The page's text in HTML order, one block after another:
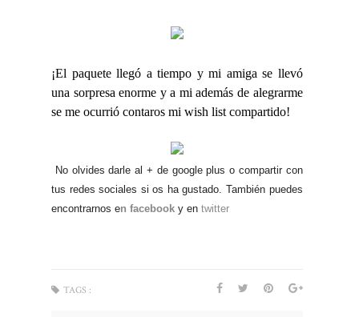
¡El paquete llegó a tiempo y mi amiga se llevó
una sorpresa enorme y a mi además de alegrarme
se me ocurrió contaros mi wish list compartido!
No olvides darle al + de google plus o compartir con
tus redes sociales si os ha gustado. También puedes
encontrarnos en facebook y en twitter
TAGS :